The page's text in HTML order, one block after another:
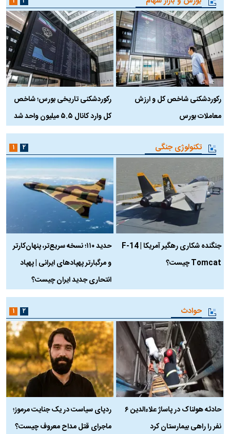
رکوردشکنی شاخص کل و ارزش
معاملات بورس
رکوردشکنی تاریخی بورس؛ شاخص
کل وارد کانال ۵.۵ میلیون واحد شد
تکنولوژی جنگی
جنگنده شکاری رهگیر آمریکا | F-14
Tomcat چیست؟
حدید ۱۱۰؛ نسخه سریع‌تر، پنهان‌کارتر
و مرگبارتر پهپادهای ایرانی | پهپاد
انتحاری جدید ایران چیست؟
۱ ۲
حوادث
حادثه هولناک در پاساژ علاءالدین ۶
نفر را راهی بیمارستان کرد
ردپای سیاست در یک جنایت مرموز؛
ماجرای قتل مداح معروف چیست؟
۱ ۲